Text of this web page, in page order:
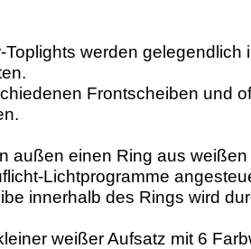
werden
Frontscheiben und
außen einen Ring aus
Lichtprogramme
innerhalb des Rings wird
weißer Aufsatz mit 6